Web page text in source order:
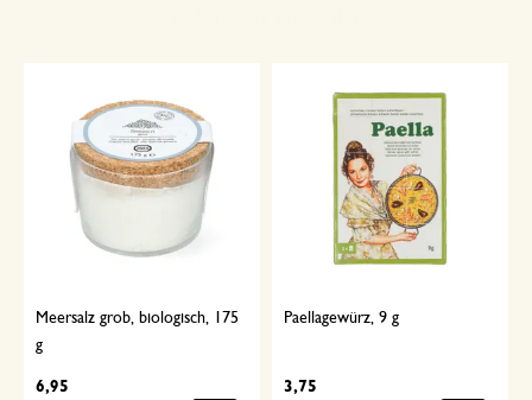
Meersalz grob, biologisch, 175
g
6,95
Paellagewürz, 9 g
3,75